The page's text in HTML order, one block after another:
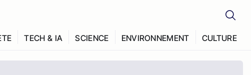
TECH & IA SCIENCE ENVIRONNEMENT CULTURE